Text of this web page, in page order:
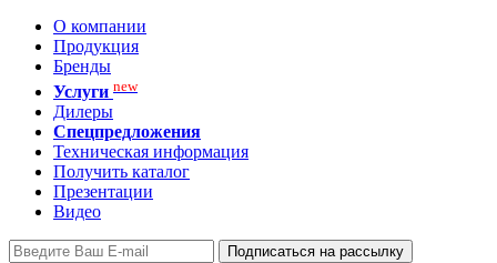
О компании
Продукция
Бренды
Услуги new
Дилеры
Спецпредложения
Техническая информация
Получить каталог
Презентации
Видео
Подписаться на рассылку